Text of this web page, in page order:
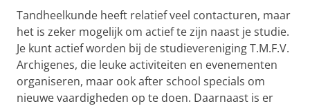
Tandheelkunde heeft relatief veel contacturen, maar
het is zeker mogelijk om actief te zijn naast je studie.
Je kunt actief worden bij de studievereniging T.M.F.V.
Archigenes, die leuke activiteiten en evenementen
organiseren, maar ook after school specials om
nieuwe vaardigheden op te doen. Daarnaast is er